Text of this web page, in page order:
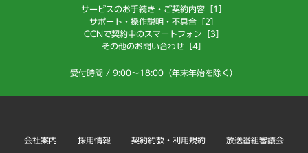
サービスのお手続き・ご契約内容［1］
サポート・操作説明・不具合［2］
CCNで契約中のスマートフォン［3］
その他のお問い合わせ［4］
受付時間 / 9:00～18:00（年末年始を除く）
会社案内 採用情報 契約約款・利用規約 放送番組審議会